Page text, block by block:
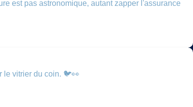
est pas astronomique, autant zapper l'assurance
le vitrier du coin. 🐦👀